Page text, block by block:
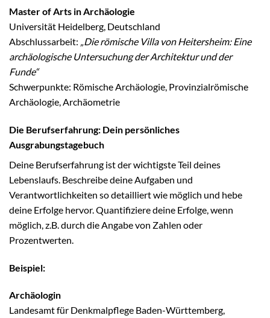
Master of Arts in Archäologie
Universität Heidelberg, Deutschland
Abschlussarbeit: „Die römische Villa von Heitersheim: Eine
archäologische Untersuchung der Architektur und der
Funde“
Schwerpunkte: Römische Archäologie, Provinzialrömische
Archäologie, Archäometrie
Die Berufserfahrung: Dein persönliches
Ausgrabungstagebuch
Deine Berufserfahrung ist der wichtigste Teil deines
Lebenslaufs. Beschreibe deine Aufgaben und
Verantwortlichkeiten so detailliert wie möglich und hebe
deine Erfolge hervor. Quantifiziere deine Erfolge, wenn
möglich, z.B. durch die Angabe von Zahlen oder
Prozentwerten.
Beispiel:
Archäologin
Landesamt für Denkmalpflege Baden-Württemberg,